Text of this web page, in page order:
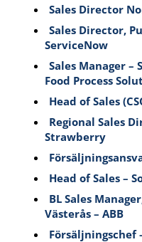
Sales Director
Sales Director,
ServiceNow
Sales Manager –
Food Process
Head of Sales
Regional Sales
Strawberry
Head of Sales –
BL Sales
Västerås – ABB
Försäljningschef